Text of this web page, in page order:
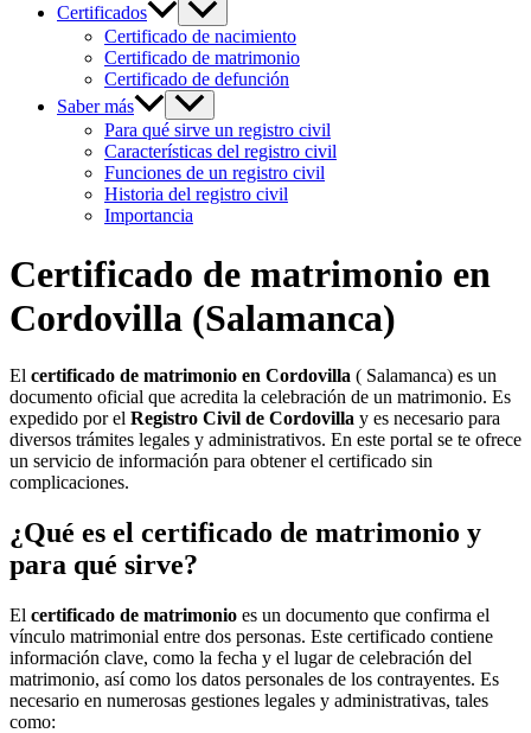
Certificados
Certificado de nacimiento
Certificado de matrimonio
Certificado de defunción
Saber más
Para qué sirve un registro civil
Características del registro civil
Funciones de un registro civil
Historia del registro civil
Importancia
Certificado de matrimonio en
Cordovilla (Salamanca)
El certificado de matrimonio en Cordovilla ( Salamanca) es un
documento oficial que acredita la celebración de un matrimonio. Es
expedido por el Registro Civil de Cordovilla y es necesario para
diversos trámites legales y administrativos. En este portal se te ofrece
un servicio de información para obtener el certificado sin
complicaciones.
¿Qué es el certificado de matrimonio y
para qué sirve?
El certificado de matrimonio es un documento que confirma el
vínculo matrimonial entre dos personas. Este certificado contiene
información clave, como la fecha y el lugar de celebración del
matrimonio, así como los datos personales de los contrayentes. Es
necesario en numerosas gestiones legales y administrativas, tales
como: